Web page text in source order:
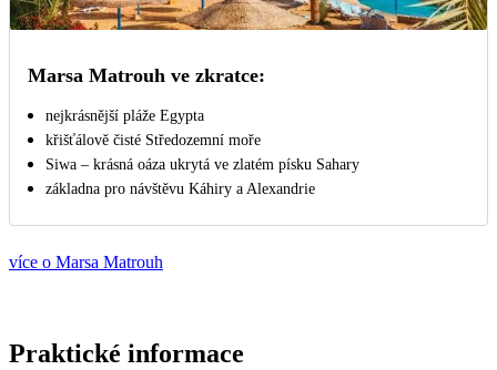
Marsa Matrouh ve zkratce:
nejkrásnější pláže Egypta
křišťálově čisté Středozemní moře
Siwa – krásná oáza ukrytá ve zlatém písku Sahary
základna pro návštěvu Káhiry a Alexandrie
více o Marsa Matrouh
Praktické informace